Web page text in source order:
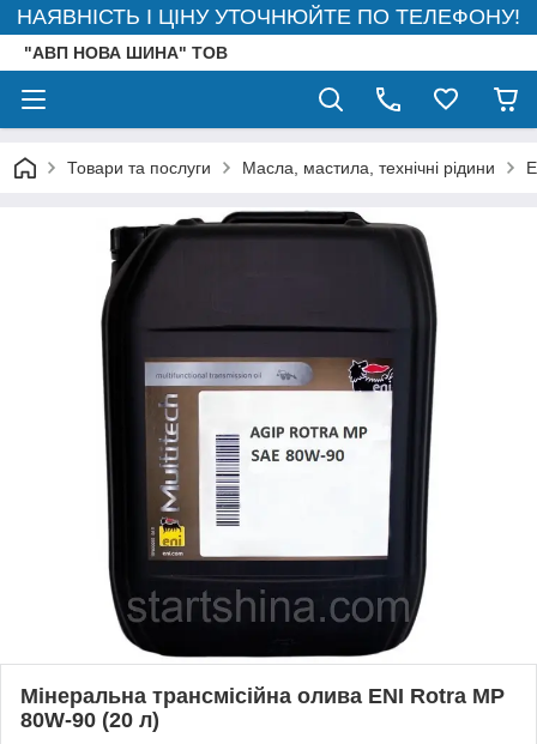
НАЯВНІСТЬ І ЦІНУ УТОЧНЮЙТЕ ПО ТЕЛЕФОНУ!
"АВП НОВА ШИНА" ТОВ
Товари та послуги Масла, мастила, технічні рідини
Мінеральна трансмісійна олива ENI Rotra MP
80W-90 (20 л)